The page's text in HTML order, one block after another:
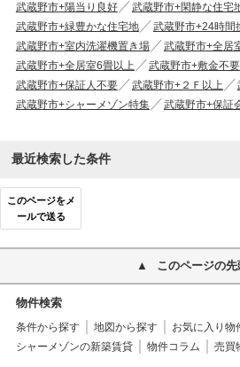
武蔵野市+陽当り良好
武蔵野市+閑静な住宅
武蔵野市+緑豊かな住宅地
武蔵野市+24時間
武蔵野市+室内洗濯機置き場
武蔵野市+全居
武蔵野市+全居室6畳以上
武蔵野市+敷金不要
武蔵野市+保証人不要
武蔵野市+２Ｆ以上
武蔵野市+シャーメゾン特集
武蔵野市+保証
最近検索した条件
このページをメ
ールで送る
このページの先
物件検索
条件から探す 地図から探す お気に入り物
シャーメゾンの新築賃貸
物件コラム 売買